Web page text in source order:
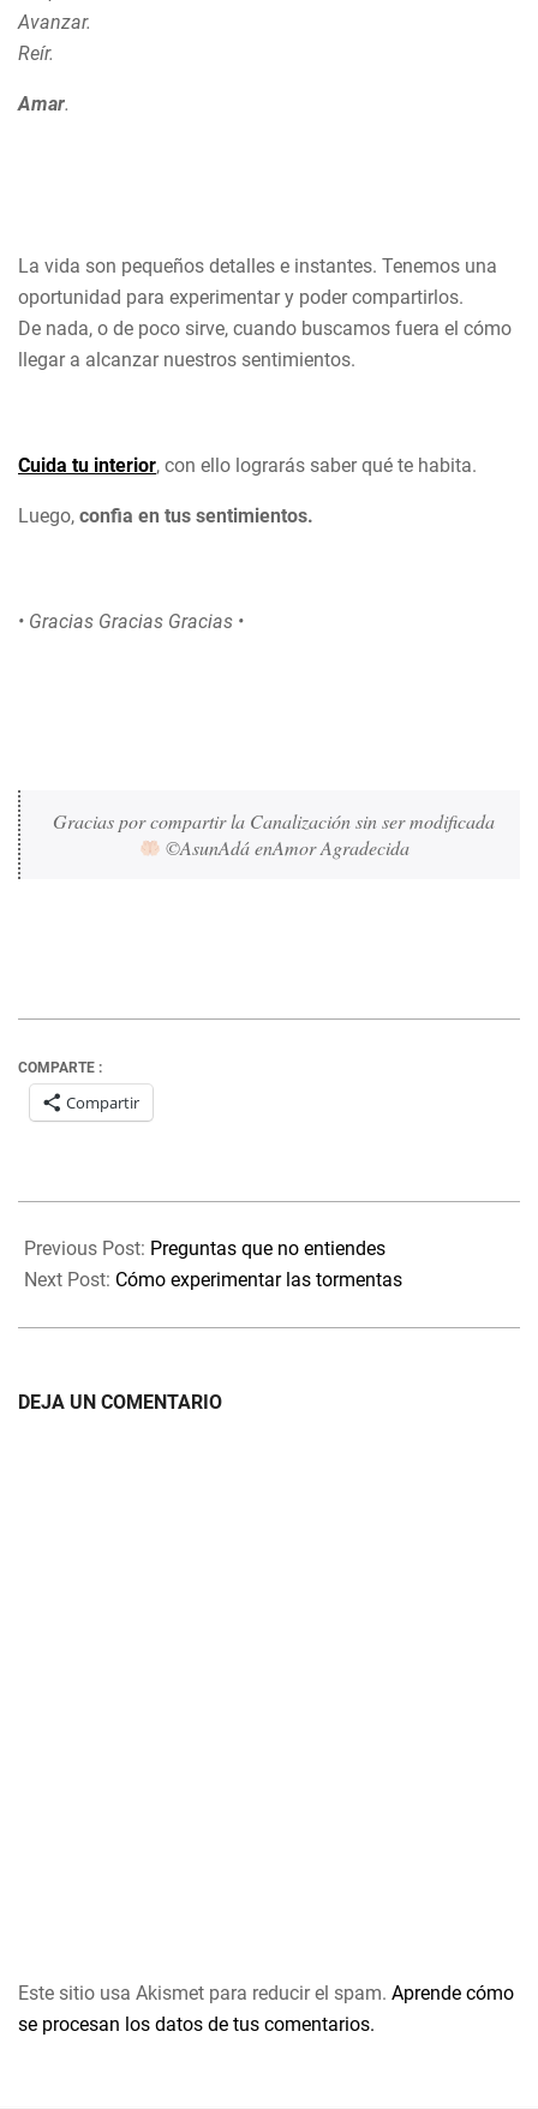
Avanzar.
Reír.
Amar.
La vida son pequeños detalles e instantes. Tenemos una
oportunidad para experimentar y poder compartirlos.
De nada, o de poco sirve, cuando buscamos fuera el cómo
llegar a alcanzar nuestros sentimientos.
Cuida tu interior, con ello lograrás saber qué te habita.
Luego, confia en tus sentimientos.
• Gracias Gracias Gracias •
Gracias por compartir la Canalización sin ser modificada
©AsunAdá enAmor Agradecida
COMPARTE :
Compartir
07-
15
Previous Post: Preguntas que no entiendes
Next Post: Cómo experimentar las tormentas
DEJA UN COMENTARIO
Este sitio usa Akismet para reducir el spam. Aprende cómo
se procesan los datos de tus comentarios.